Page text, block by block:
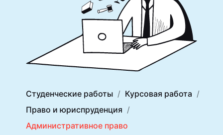
Студенческие работы
Курсовая работа
Право и юриспруденция
Административное право